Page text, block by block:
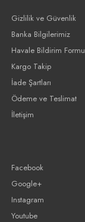
Gizlilik ve Güvenlik
Banka Bilgilerimiz
Havale Bildirim Formu
Kargo Takip
İade Şartları
Ödeme ve Teslimat
İletişim
Facebook
Google+
Instagram
Youtube